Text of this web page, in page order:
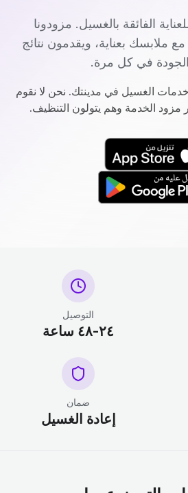
الفائقة بالغسيل. مزودونا
ملابسك بعناية، ويقدمون نتائج
الجودة في كل مرة.
الغسيل في مدينتك. نحن لا نقوم
مزود الخدمة وهم يتولون التنظيف.
التوصيل
٢٤-٤٨ ساعة
ضمان
إعادة الغسيل